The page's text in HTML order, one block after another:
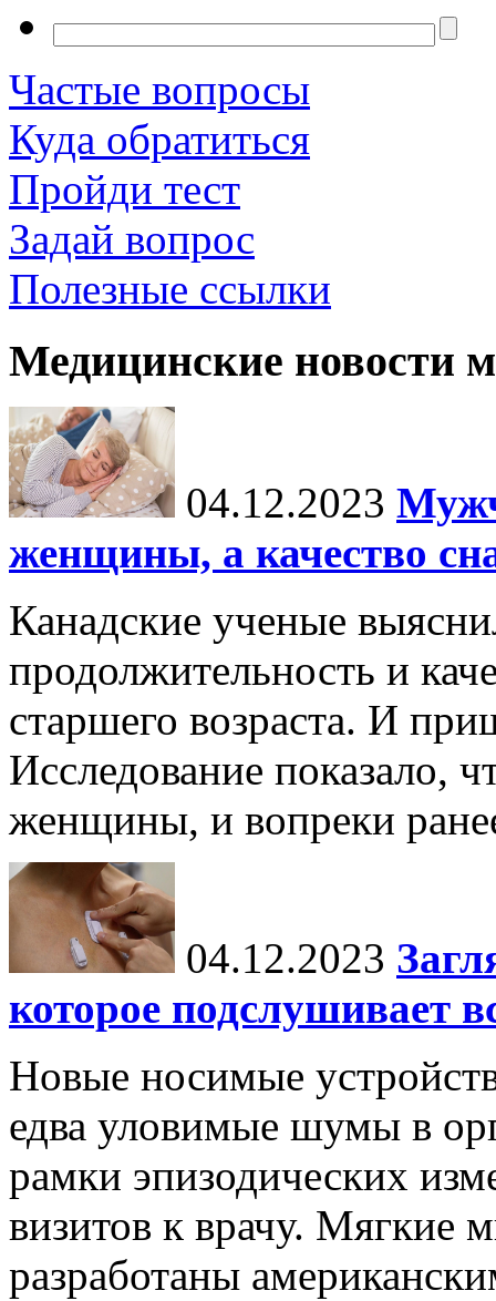
Частые вопросы
Куда обратиться
Пройди тест
Задай вопрос
Полезные ссылки
Медицинские новости
04.12.2023
женщины, а качество
Канадские ученые
продолжительность и
старшего возраста. И
Исследование показало,
женщины, и вопреки
04.12.2023
которое подслушивает
Новые носимые
едва уловимые шумы в
рамки эпизодических
визитов к врачу. Мягкие
разработаны